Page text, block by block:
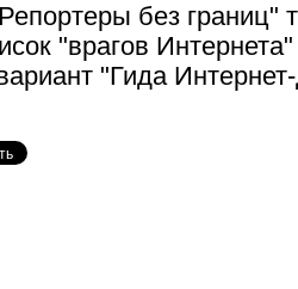
без границ"
"врагов
"Гида